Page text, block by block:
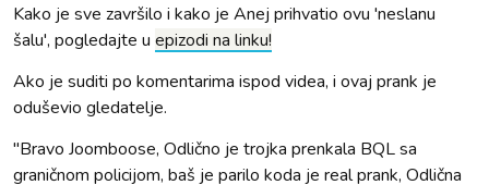
Kako je sve završilo i kako je Anej prihvatio ovu 'neslanu
šalu', pogledajte u epizodi na linku!
Ako je suditi po komentarima ispod videa, i ovaj prank je
oduševio gledatelje.
"Bravo Joomboose, Odlično je trojka prenkala BQL sa
graničnom policijom, baš je parilo koda je real prank, Odlična